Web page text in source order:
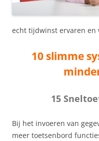
echt tijdwinst ervaren en
10 slimme
15
Bij het invoeren van
meer toetsenbord